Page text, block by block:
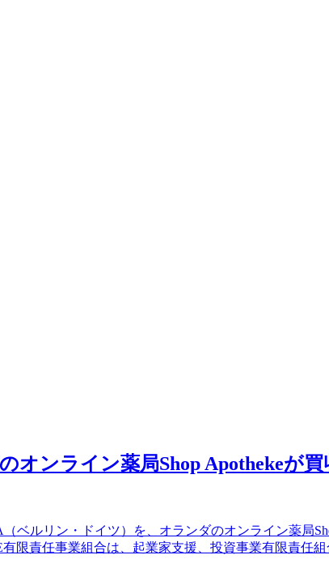
オンライン薬局Shop Apothekeが買
ルリン・ドイツ）を、オランダのオンライン薬局
限責任事業組合は、起業家支援、投資事業有限責任